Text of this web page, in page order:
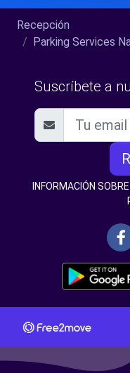
Recepción
Parking Services
Suscríbete a
INFORMACIÓN